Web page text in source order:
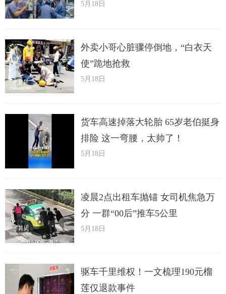
5月18日
外卖小哥心脏骤停倒地，“白衣天
使”跪地抢救
5月18日
货车高速掉落大轮胎 65岁老伯挺身
排险 这一弯腰，太帅了！
5月18日
凌晨2点出租车抛锚 女司机焦急万
分 一群“00后”推车5公里
5月18日
驱车千里维权！一文梳理190元榴
莲仅退款事件